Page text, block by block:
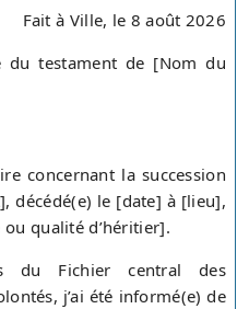
Fait à Ville, le 8 août 2026
du testament de [Nom du
concernant la succession
décédé(e) le [date] à [lieu],
qualité d’héritier].
du Fichier central des
j’ai été informé(e) de